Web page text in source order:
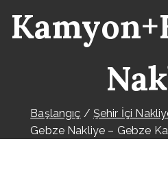
Başlangıç
Şehir İçi
Gebze Nakliye – Gebze